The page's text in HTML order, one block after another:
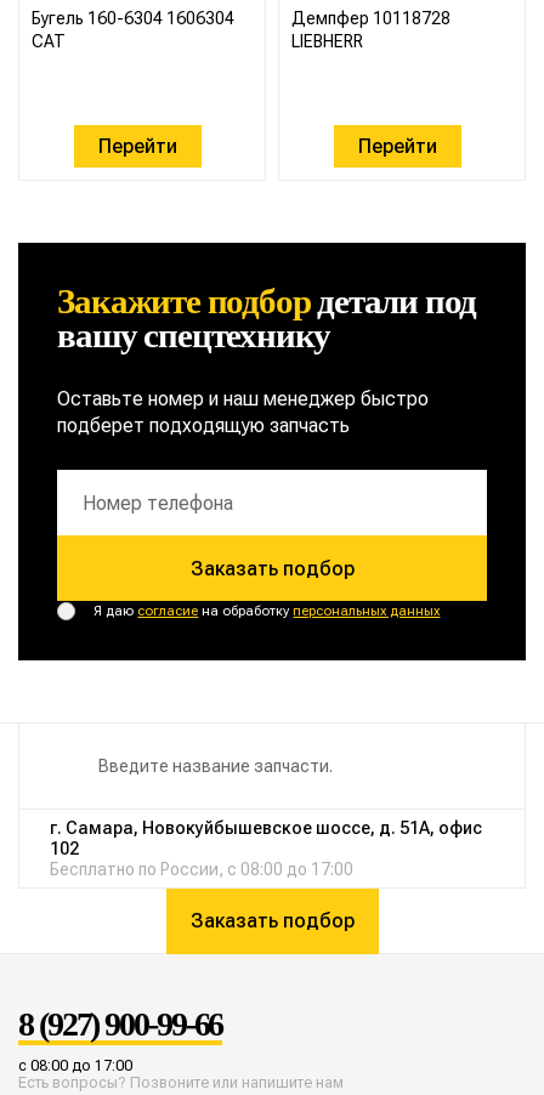
Бугель 160-6304 1606304
CAT
Перейти
Демпфер 10118728
LIEBHERR
Перейти
Закажите подбордеталипод
вашу спецтехнику
Оставьте номер и наш менеджер быстро
подберет подходящую запчасть
Заказать подбор
Я даю согласие на обработкуперсональных данных
г. Самара, Новокуйбышевское шоссе, д. 51А, офис
102
Бесплатно по России, с 08:00 до 17:00
Заказать подбор
8 (927) 900-99-66
с 08:00 до 17:00
Есть вопросы? Позвоните или напишите нам